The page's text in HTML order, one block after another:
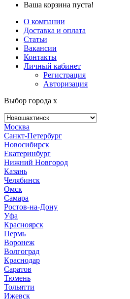
Ваша корзина пуста!
О компании
Доставка и оплата
Статьи
Вакансии
Контакты
Личный кабинет
Регистрация
Авторизация
Выбор города x
Москва
Санкт-Петербург
Новосибирск
Екатеринбург
Нижний Новгород
Казань
Челябинск
Омск
Самара
Ростов-на-Дону
Уфа
Красноярск
Пермь
Воронеж
Волгоград
Краснодар
Саратов
Тюмень
Тольятти
Ижевск